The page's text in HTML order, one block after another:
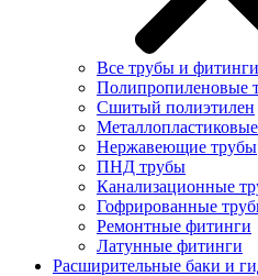
Все трубы и фитинги
Полипропиленовые
Сшитый полиэтилен
Нержавеющие трубы
ПНД трубы
Канализационные
Гофрированные
Ремонтные фитинги
Латунные фитинги
Расширительные баки и